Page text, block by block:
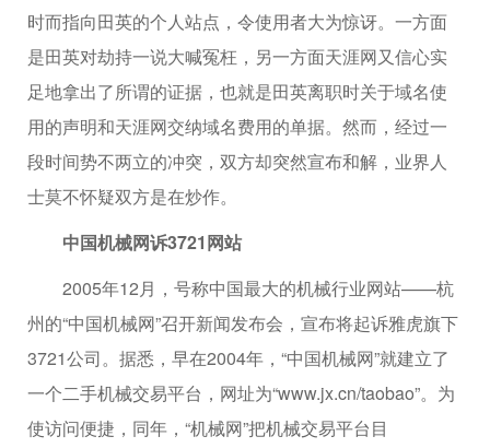
时而指向田英的个人站点，令使用者大为惊讶。一方面
是田英对劫持一说大喊冤枉，另一方面天涯网又信心实
足地拿出了所谓的证据，也就是田英离职时关于域名使
用的声明和天涯网交纳域名费用的单据。然而，经过一
段时间势不两立的冲突，双方却突然宣布和解，业界人
士莫不怀疑双方是在炒作。
中国机械网诉3721网站
2005年12月，号称中国最大的机械行业网站——杭
州的“中国机械网”召开新闻发布会，宣布将起诉雅虎旗下
3721公司。据悉，早在2004年，“中国机械网”就建立了
一个二手机械交易平台，网址为“www.jx.cn/taobao”。为
使访问便捷，同年，“机械网”把机械交易平台目